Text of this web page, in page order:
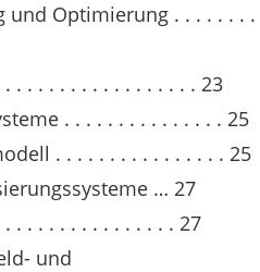
Optimierung . . . . . . . .
. . . . . . . . . . . . . . . . . 23
. . . . . . . . . . . . . . . 25
. . . . . . . . . . . . . . . . 25
… 27
. . . . . . . . . . . . . . . 27
und